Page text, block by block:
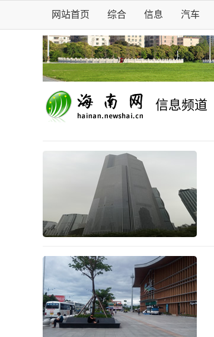
网站首页 综合 信息 汽车
信息频道